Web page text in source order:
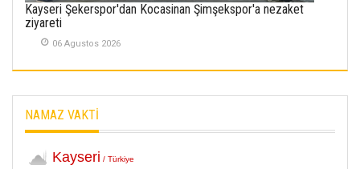
Kayseri Şekerspor'dan Kocasinan Şimşekspor'a nezaket
ziyareti
06 Agustos 2026
NAMAZ VAKTİ